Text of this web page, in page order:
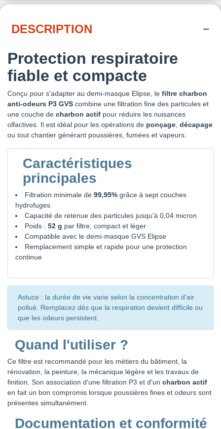
DESCRIPTION
Protection respiratoire
fiable et compacte
Conçu pour s'adapter au demi-masque Elipse, le filtre charbon
anti-odeurs P3 GVS combine une filtration fine des particules et
une couche de charbon actif pour réduire les nuisances
olfactives. Il est idéal pour les opérations de ponçage décapage
ou tout chantier générant poussières, fumées et vapeurs.
Caractéristiques
principales
Filtration minimale de 99,95% grâce à sept couches
hydrofuges
Capacité de retenue des particules jusqu'à 0,04 micron
Poids : 52 g par filtre, compact et léger
Compatible avec le demi-masque GVS Elipse
Remplacement simple et rapide pour une protection
continue
Astuce : la durée de vie varie selon la concentration d'air
pollué. Remplacez dès que la respiration devient difficile ou
que les odeurs persistent.
Quand l'utiliser ?
Ce filtre est recommandé pour les métiers du bâtiment, la
rénovation, la peinture, la mécanique légère et les travaux de
finition. Son association d'une filtration P3 et d'un charbon actif
en fait un bon compromis lorsque poussières fines et odeurs sont
présentes simultanément.
Documentation et conformité